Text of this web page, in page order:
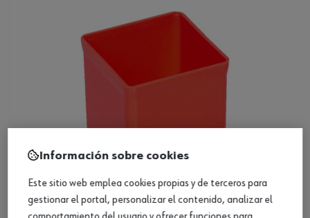
Información sobre cookies
Este sitio web emplea cookies propias y de terceros para
gestionar el portal, personalizar el contenido, analizar el